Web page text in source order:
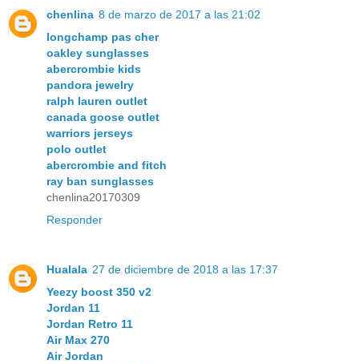
chenlina 8 de marzo de 2017 a las 21:02
longchamp pas cher
oakley sunglasses
abercrombie kids
pandora jewelry
ralph lauren outlet
canada goose outlet
warriors jerseys
polo outlet
abercrombie and fitch
ray ban sunglasses
chenlina20170309
Responder
Hualala 27 de diciembre de 2018 a las 17:37
Yeezy boost 350 v2
Jordan 11
Jordan Retro 11
Air Max 270
Air Jordan